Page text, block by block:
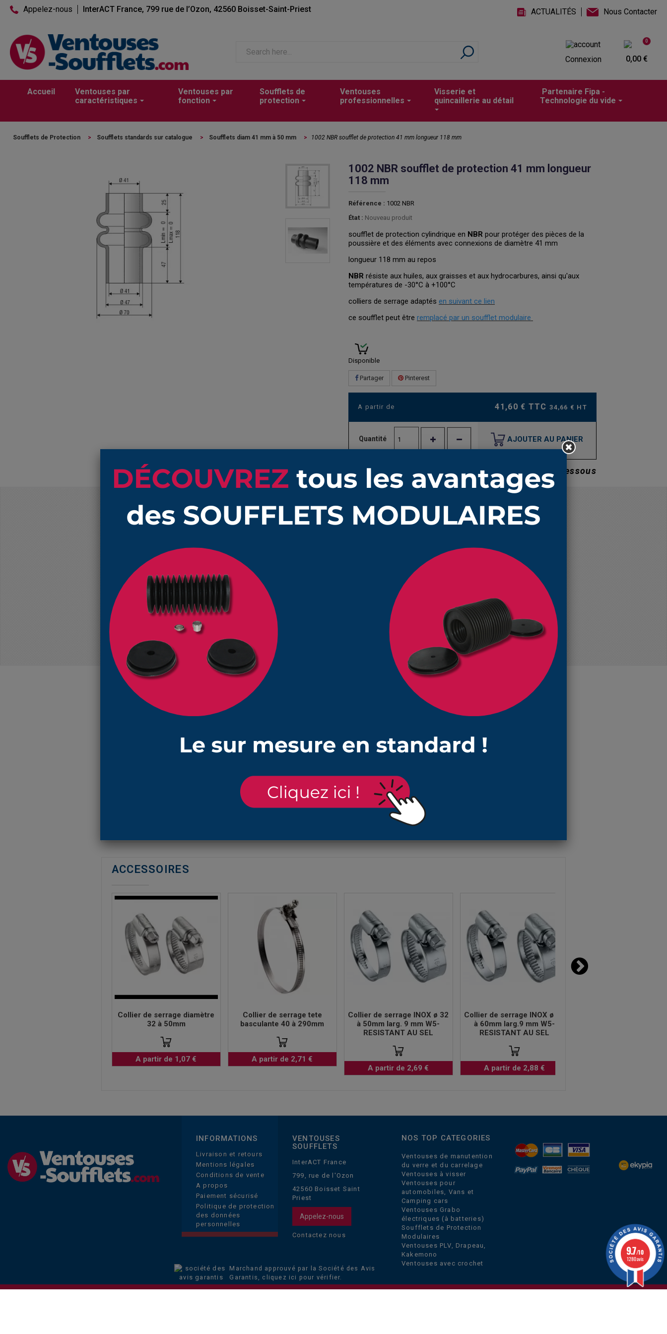
Appelez-nous InterACT France, 799 rue de l’Ozon, 42560 Boisset-Saint-Priest ACTUALITÉS Nous Contacter
Connexion
0
0,00 €
Accueil
Ventouses par
caractéristiques
Ventouses par
fonction
Soufflets de
protection
Ventouses
professionnelles
Visserie et
quincaillerie au détail
Partenaire Fipa -
Technologie du vide
Soufflets de Protection > Soufflets standards sur catalogue > Soufflets diam 41 mm à 50 mm > 1002 NBR soufflet de protection 41 mm longueur 118 mm
1002 NBR soufflet de protection 41 mm longueur
118 mm
Référence : 1002 NBR
État : Nouveau produit
soufflet de protection cylindrique en NBR pour protéger des pièces de la
poussière et des éléments avec connexions de diamètre 41 mm
longueur 118 mm au repos
NBR résiste aux huiles, aux graisses et aux hydrocarbures, ainsi qu'aux
températures de -30°C à +100°C
colliers de serrage adaptés en suivant ce lien
ce soufflet peut être remplacé par un soufflet modulaire
Disponible
Partager Pinterest
A partir de 41,60 € TTC 34,66 € HT
Quantité AJOUTER AU PANIER
Prix dégressifs voir ci-dessous
PRIX DÉGRESSIFS
Produits Quantité Prix unitaire HT Prix unitaire TTC
1002 NBR soufflet de protection 41 mm longueur 118
58,73 €
1002 NBR soufflet de protection 41 mm longueur 118
1002 NBR soufflet de protection 41 mm longueur 118
mm
39,35 € 47,22 €
1002 NBR soufflet de protection 41 mm longueur 118
mm
34,66 € 41,60 €
N'oubliez pas de commander les colliers de serrage correspondant à ce soufflet !
EN SAVOIR PLUS
NBR(caoutchouc nitrile) pour protéger des pièces de la poussière et des éléments extérieurs
avec 2 connexions tubulaires de 41 mm de diamètre
il mesure 118 mm, est faiblement compressible et étirable mais pourra servir de lien entre deux axes non alignés
résiste aux graisses, hydrocarbures et aux températures de -30°C à +100°C
ACCESSOIRES
Collier de serrage diamètre
32 à 50mm
A partir de 1,07 €
Collier de serrage tete
basculante 40 à 290mm
A partir de 2,71 €
Collier de serrage INOX ø 32
à 50mm larg. 9 mm W5-
RESISTANT AU SEL
A partir de 2,69 €
Collier de serrage INOX ø 40
à 60mm larg.9 mm W5-
RESISTANT AU SEL
A partir de 2,88 €
INFORMATIONS
Livraison et retours
Mentions légales
Conditions de vente
A propos
Paiement sécurisé
Politique de protection
des données
personnelles
VENTOUSES
SOUFFLETS
InterACT France
799, rue de l'Ozon
42560 Boisset Saint
Priest
Appelez-nous
Contactez nous
Marchand approuvé par la Société des Avis
Garantis, cliquez ici pour vérifier.
NOS TOP CATEGORIES
Ventouses de manutention
du verre et du carrelage
Ventouses à visser
Ventouses pour
automobiles, Vans et
Camping cars
Ventouses Grabo
électriques (à batteries)
Soufflets de Protection
Modulaires
Ventouses PLV, Drapeau,
Kakemono
Ventouses avec crochet
9.7/10
1280 avis